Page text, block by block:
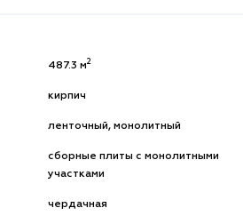
487.3 м2
кирпич
ленточный, монолитный
сборные плиты с монолитными
участками
чердачная